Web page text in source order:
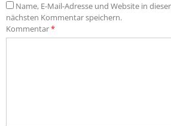
Name, E-Mail-Adresse und Website in
nächsten Kommentar speichern.
Kommentar*